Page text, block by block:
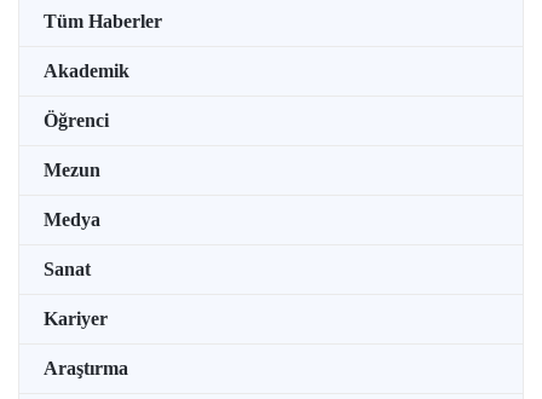
Tüm Haberler
Akademik
Öğrenci
Mezun
Medya
Sanat
Kariyer
Araştırma